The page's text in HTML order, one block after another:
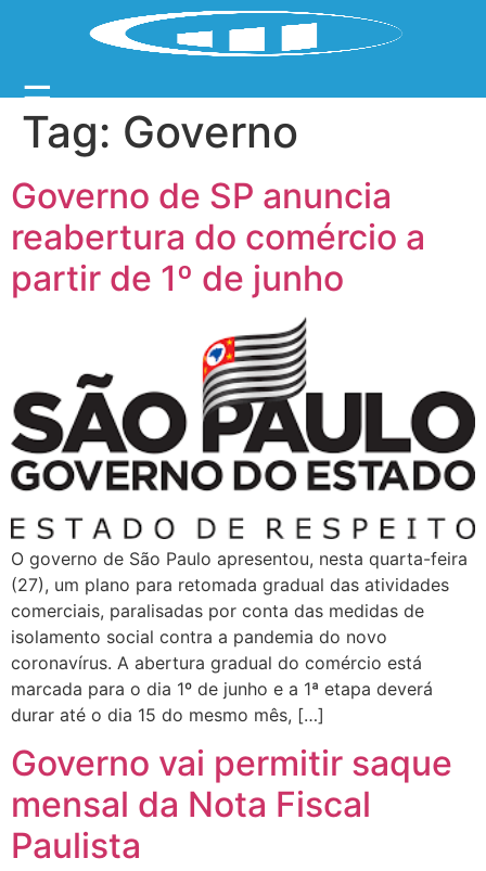
☰
Tag: Governo
Governo de SP anuncia
reabertura do comércio a
partir de 1º de junho
O governo de São Paulo apresentou, nesta quarta-feira
(27), um plano para retomada gradual das atividades
comerciais, paralisadas por conta das medidas de
isolamento social contra a pandemia do novo
coronavírus. A abertura gradual do comércio está
marcada para o dia 1º de junho e a 1ª etapa deverá
durar até o dia 15 do mesmo mês, […]
Governo vai permitir saque
mensal da Nota Fiscal
Paulista